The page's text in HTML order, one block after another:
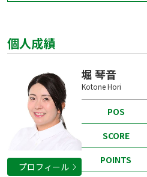
個人成績
プロフィール
堀 琴音
Kotone Hori
POS
SCORE
POINTS